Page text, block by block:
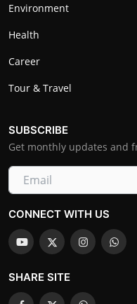
Environment
Health
Career
Tour & Travel
SUBSCRIBE
Get monthly updates and
CONNECT WITH US
SHARE SITE